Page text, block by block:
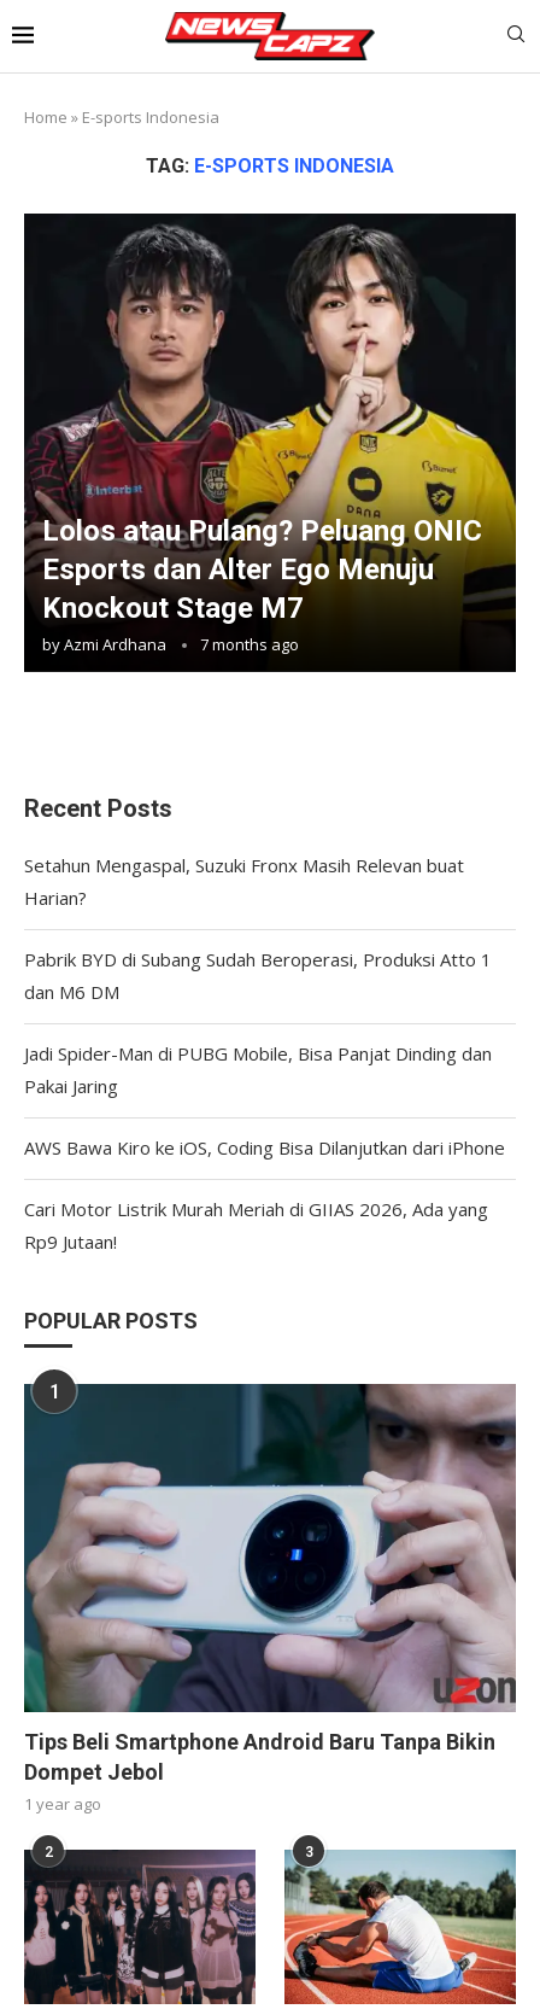
Home » E-sports Indonesia
TAG: E-SPORTS INDONESIA
Lolos atau Pulang? Peluang ONIC
Esports dan Alter Ego Menuju
Knockout Stage M7
byAzmi Ardhana 7 months ago
Recent Posts
Setahun Mengaspal, Suzuki Fronx Masih Relevan buat
Harian?
Pabrik BYD di Subang Sudah Beroperasi, Produksi Atto 1
dan M6 DM
Jadi Spider-Man di PUBG Mobile, Bisa Panjat Dinding dan
Pakai Jaring
AWS Bawa Kiro ke iOS, Coding Bisa Dilanjutkan dari iPhone
Cari Motor Listrik Murah Meriah di GIIAS 2026, Ada yang
Rp9 Jutaan!
POPULAR POSTS
1
Tips Beli Smartphone Android Baru Tanpa Bikin
Dompet Jebol
1 year ago
2 3